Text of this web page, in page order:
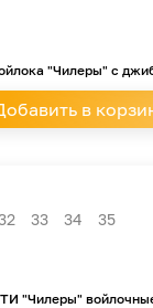
"Чилеры" с
в
33 34 35
"Чилеры"